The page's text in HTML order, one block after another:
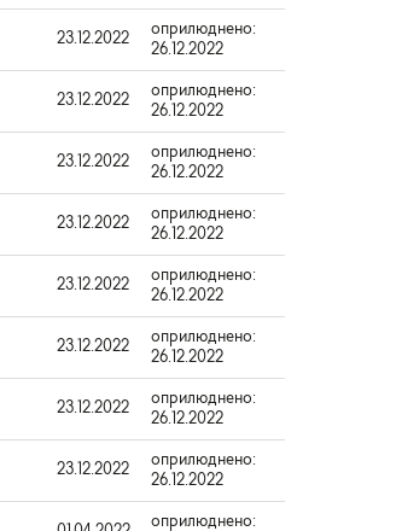
23.12.2022
оприлюднено:
26.12.2022
23.12.2022
оприлюднено:
26.12.2022
23.12.2022
оприлюднено:
26.12.2022
23.12.2022
оприлюднено:
26.12.2022
23.12.2022
оприлюднено:
26.12.2022
23.12.2022
оприлюднено:
26.12.2022
23.12.2022
оприлюднено:
26.12.2022
23.12.2022
оприлюднено:
26.12.2022
оприлюднено: